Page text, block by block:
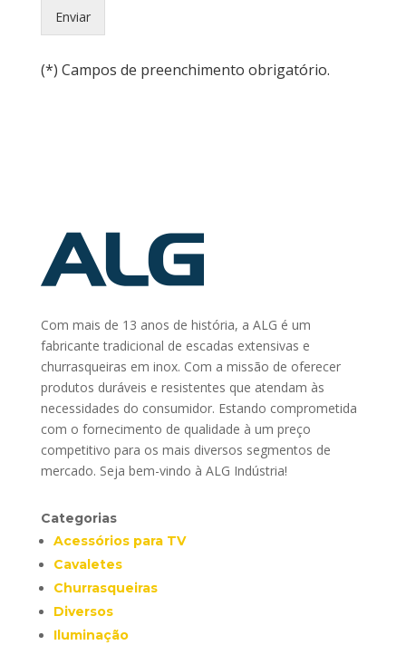
Enviar
(*) Campos de preenchimento obrigatório.
Com mais de 13 anos de história, a ALG é um
fabricante tradicional de escadas extensivas e
churrasqueiras em inox. Com a missão de oferecer
produtos duráveis e resistentes que atendam às
necessidades do consumidor. Estando comprometida
com o fornecimento de qualidade à um preço
competitivo para os mais diversos segmentos de
mercado. Seja bem-vindo à ALG Indústria!
Categorias
Acessórios para TV
Cavaletes
Churrasqueiras
Diversos
Iluminação